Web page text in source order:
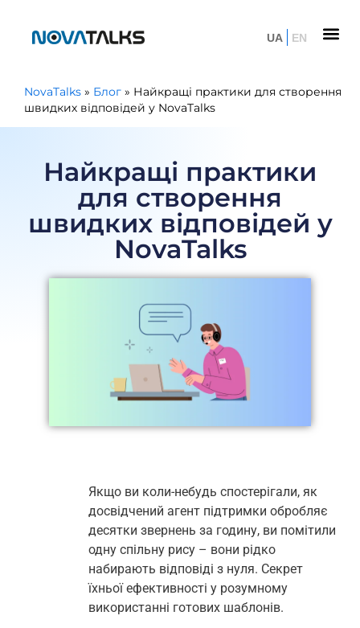
UA EN
NovaTalks » Блог » Найкращі практики для створення
швидких відповідей у NovaTalks
Найкращі практики
для створення
швидких відповідей у
NovaTalks
Якщо ви коли-небудь спостерігали, як
досвідчений агент підтримки обробляє
десятки звернень за годину, ви помітили
одну спільну рису – вони рідко
набирають відповіді з нуля. Секрет
їхньої ефективності у розумному
використанні готових шаблонів.